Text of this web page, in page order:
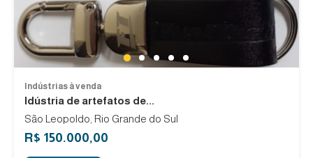
1 2 3 4 5
Indústrias à venda
Idústria de artefatos de...
São Leopoldo, Rio Grande do Sul
R$ 150.000,00